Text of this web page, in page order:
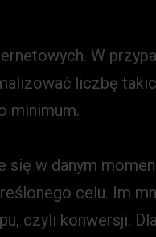
W
liczbę
minimum.
w danym
celu. Im
czyli konwersji.